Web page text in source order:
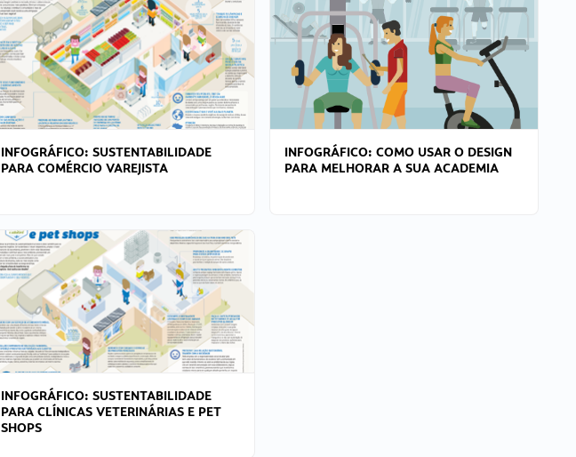
INFOGRÁFICO: SUSTENTABILIDADE
PARA COMÉRCIO VAREJISTA
INFOGRÁFICO: COMO USAR O DESIGN
PARA MELHORAR A SUA ACADEMIA
INFOGRÁFICO: SUSTENTABILIDADE
PARA CLÍNICAS VETERINÁRIAS E PET
SHOPS